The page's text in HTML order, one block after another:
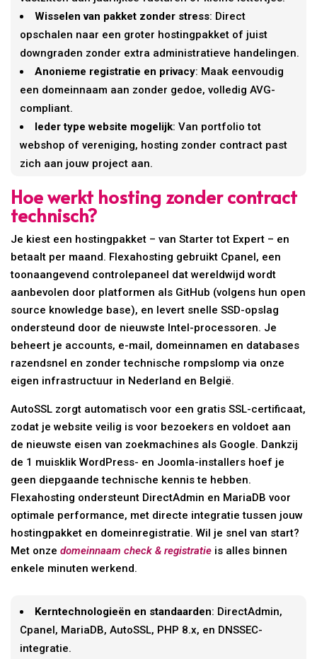
Wisselen van pakket zonder stress: Direct
opschalen naar een groter hostingpakket of juist
downgraden zonder extra administratieve handelingen.
Anonieme registratie en privacy: Maak eenvoudig
een domeinnaam aan zonder gedoe, volledig AVG-
compliant.
Ieder type website mogelijk: Van portfolio tot
webshop of vereniging, hosting zonder contract past
zich aan jouw project aan.
Hoe werkt hosting zonder contract
technisch?
Je kiest een hostingpakket – van Starter tot Expert – en
betaalt per maand. Flexahosting gebruikt Cpanel, een
toonaangevend controlepaneel dat wereldwijd wordt
aanbevolen door platformen als GitHub (volgens hun open
source knowledge base), en levert snelle SSD-opslag
ondersteund door de nieuwste Intel-processoren. Je
beheert je accounts, e-mail, domeinnamen en databases
razendsnel en zonder technische rompslomp via onze
eigen infrastructuur in Nederland en België.
AutoSSL zorgt automatisch voor een gratis SSL-certificaat,
zodat je website veilig is voor bezoekers en voldoet aan
de nieuwste eisen van zoekmachines als Google. Dankzij
de 1 muisklik WordPress- en Joomla-installers hoef je
geen diepgaande technische kennis te hebben.
Flexahosting ondersteunt DirectAdmin en MariaDB voor
optimale performance, met directe integratie tussen jouw
hostingpakket en domeinregistratie. Wil je snel van start?
Met onzedomeinnaam check & registratie is alles binnen
enkele minuten werkend.
Kerntechnologieën en standaarden: DirectAdmin,
Cpanel, MariaDB, AutoSSL, PHP 8.x, en DNSSEC-
integratie.